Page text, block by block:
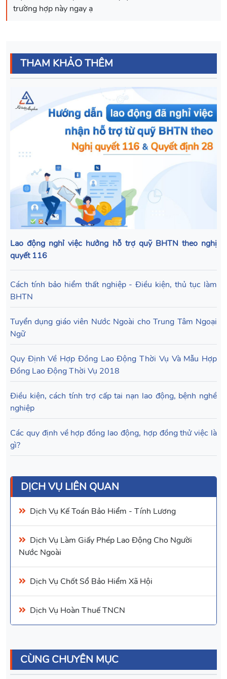
THAM KHẢO THÊM
Lao động nghỉ việc hưởng hỗ trợ quỹ BHTN theo nghị
quyết 116
Cách tính bảo hiểm thất nghiệp - Điều kiện, thủ tục làm
BHTN
Tuyển dụng giáo viên Nước Ngoài cho Trung Tâm Ngoại
Ngữ
Quy Định Về Hợp Đồng Lao Động Thời Vụ Và Mẫu Hợp
Đồng Lao Động Thời Vụ 2018
Điều kiện, cách tính trợ cấp tai nạn lao động, bệnh nghề
nghiệp
Các quy định về hợp đồng lao động, hợp đồng thử việc là
gì?
DỊCH VỤ LIÊN QUAN
Dịch Vụ Kế Toán Bảo Hiểm - Tính Lương
Dịch Vụ Làm Giấy Phép Lao Động Cho Người
Nước Ngoài
Dịch Vụ Chốt Sổ Bảo Hiểm Xã Hội
Dịch Vụ Hoàn Thuế TNCN
CÙNG CHUYÊN MỤC